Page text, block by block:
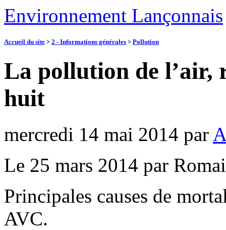
Environnement Lançonnais
Accueil du site > 2 - Informations générales > Pollution
La pollution de l’air,
huit
mercredi 14 mai 2014 par
Le 25 mars 2014 par
Principales causes de
AVC.